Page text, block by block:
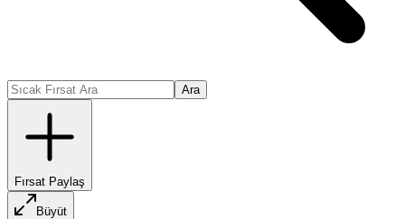
Ara
Fırsat Paylaş
Büyüt